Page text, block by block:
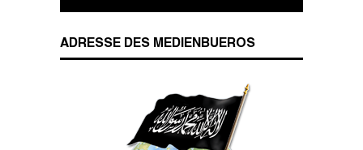
ADRESSE DES MEDIENBUEROS